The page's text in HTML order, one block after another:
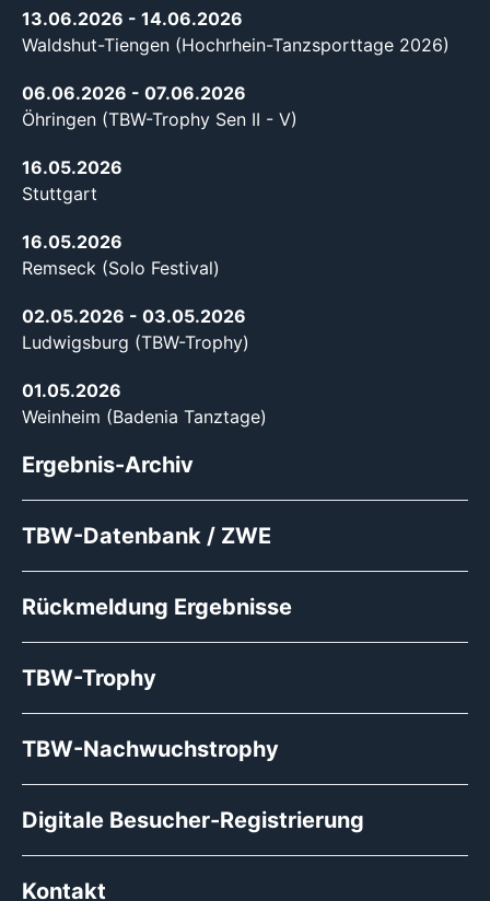
13.06.2026 - 14.06.2026
Waldshut-Tiengen (Hochrhein-Tanzsporttage 2026)
06.06.2026 - 07.06.2026
Öhringen (TBW-Trophy Sen II - V)
16.05.2026
Stuttgart
16.05.2026
Remseck (Solo Festival)
02.05.2026 - 03.05.2026
Ludwigsburg (TBW-Trophy)
01.05.2026
Weinheim (Badenia Tanztage)
Ergebnis-Archiv
TBW-Datenbank / ZWE
Rückmeldung Ergebnisse
TBW-Trophy
TBW-Nachwuchstrophy
Digitale Besucher-Registrierung
Kontakt